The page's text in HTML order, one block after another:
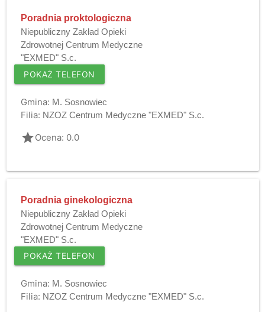
Poradnia proktologiczna
Niepubliczny Zakład Opieki
Zdrowotnej Centrum Medyczne
"EXMED" S.c.
POKAŻ TELEFON
Gmina: M. Sosnowiec
Filia: NZOZ Centrum Medyczne "EXMED" S.c.
gradeOcena: 0.0
Poradnia ginekologiczna
Niepubliczny Zakład Opieki
Zdrowotnej Centrum Medyczne
"EXMED" S.c.
POKAŻ TELEFON
Gmina: M. Sosnowiec
Filia: NZOZ Centrum Medyczne "EXMED" S.c.